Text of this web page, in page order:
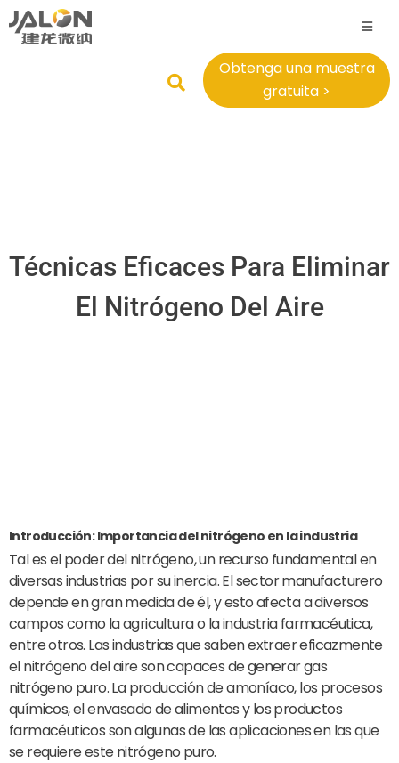
Obtenga una muestra
gratuita >
Técnicas Eficaces Para Eliminar
El Nitrógeno Del Aire
Introducción: Importancia del nitrógeno en la industria
Tal es el poder del nitrógeno, un recurso fundamental en
diversas industrias por su inercia. El sector manufacturero
depende en gran medida de él, y esto afecta a diversos
campos como la agricultura o la industria farmacéutica,
entre otros. Las industrias que saben extraer eficazmente
el nitrógeno del aire son capaces de generar gas
nitrógeno puro. La producción de amoníaco, los procesos
químicos, el envasado de alimentos y los productos
farmacéuticos son algunas de las aplicaciones en las que
se requiere este nitrógeno puro.